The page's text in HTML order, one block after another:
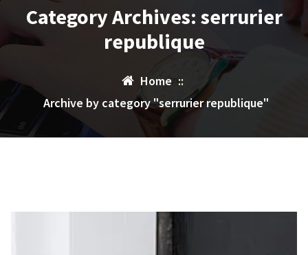
Category Archives: serrurier
republique
Home ::
Archive by category "serrurier republique"